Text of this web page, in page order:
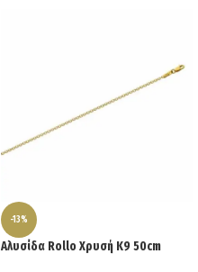
-13%
Αλυσίδα Rollo Χρυσή K9 50cm